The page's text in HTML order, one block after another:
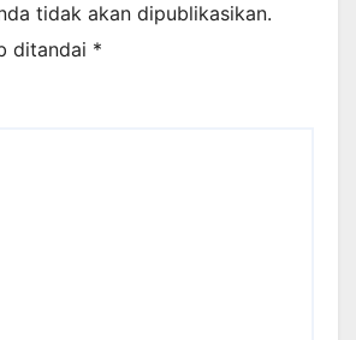
tidak akan dipublikasikan.
ditandai *